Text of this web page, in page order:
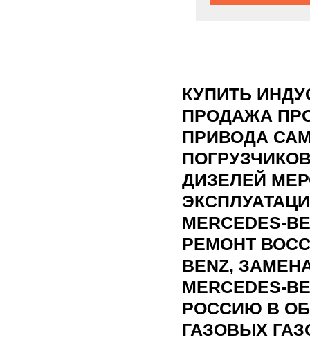
КУПИТЬ
ПРОДАЖА
ПРИВОДА
ДИЗЕЛЕЙ
MERCEDES-
РЕМОНТ
BENZ,
MERCEDES-
РОССИЮ В
ГАЗОВЫХ